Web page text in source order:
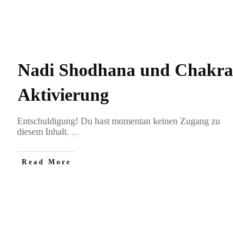
Nadi Shodhana und Chakra
Aktivierung
Entschuldigung! Du hast momentan keinen Zugang zu
diesem Inhalt. ...
Read More